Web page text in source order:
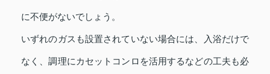
に不便がないでしょう。
いずれのガスも設置されていない場合には、入浴だけで
なく、調理にカセットコンロを活用するなどの工夫も必